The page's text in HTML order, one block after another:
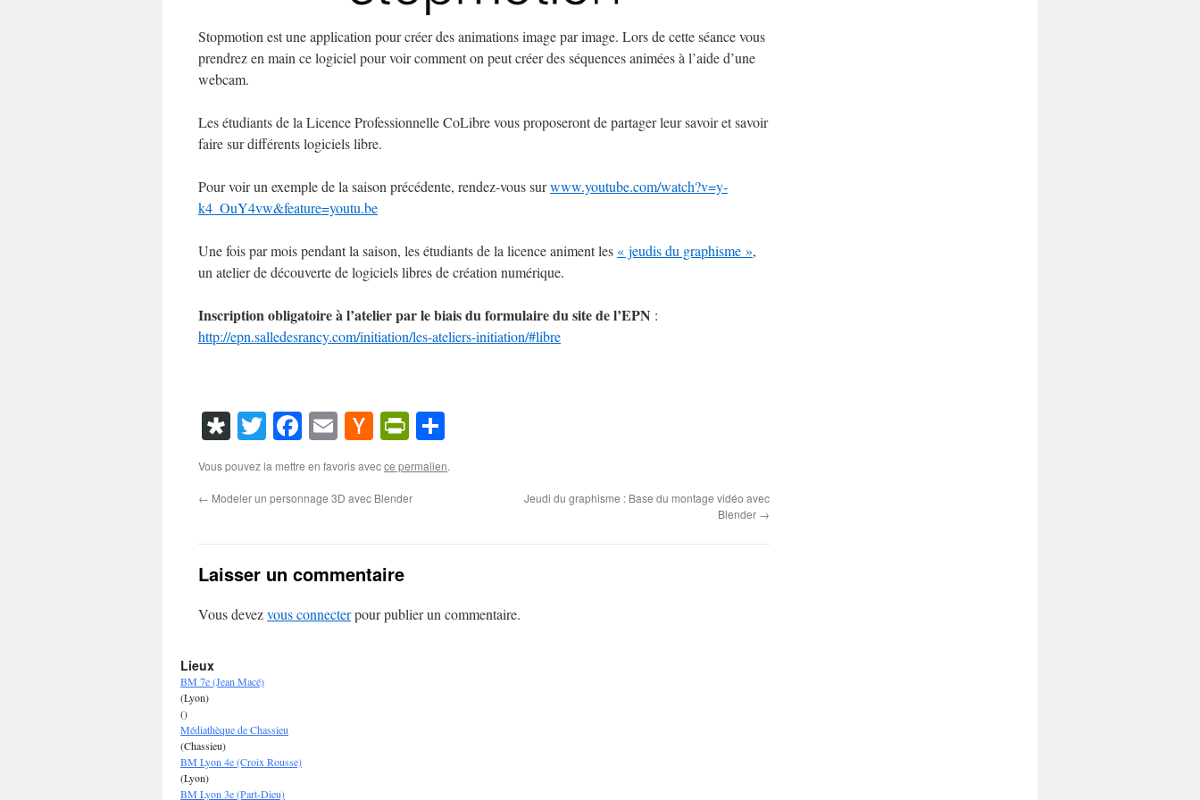
Stopmotion est une application pour créer des animations image par image. Lors de cette séance vous
prendrez en main ce logiciel pour voir comment on peut créer des séquences animées à l’aide d’une
webcam.
Les étudiants de la Licence Professionnelle CoLibre vous proposeront de partager leur savoir et savoir
faire sur différents logiciels libre.
Pour voir un exemple de la saison précédente, rendez-vous surwww.youtube.com/watch?v=y-
k4_OuY4vw&feature=youtu.be
Une fois par mois pendant la saison, les étudiants de la licence animent les « jeudis du graphisme »,
un atelier de découverte de logiciels libres de création numérique.
Inscription obligatoire à l’atelier par le biais du formulaire du site de l’EPN :
http://epn.salledesrancy.com/initiation/les-ateliers-initiation/#libre
Diaspora
TwitterFacebook
EmailHacker
News
PrintFriendly
Vous pouvez la mettre en favoris avecce permalien.
← Modeler un personnage 3D avec Blender
Jeudi du graphisme : Base du montage vidéo avec
Blender →
Laisser un commentaire
Vous devezvous connecterpour publier un commentaire.
Lieux
BM 7e (Jean Macé)
(Lyon)
()
Médiathèque de Chassieu
(Chassieu)
BM Lyon 4e (Croix Rousse)
(Lyon)
BM Lyon 3e (Part-Dieu)